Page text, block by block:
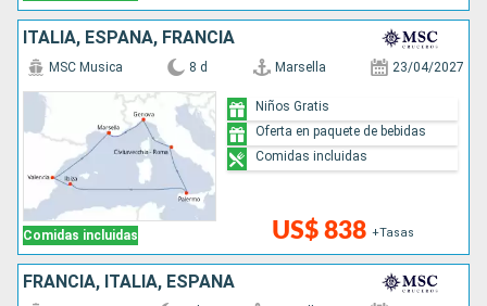
ITALIA, ESPAÑA, FRANCIA
Comidas incluidas
MSC Musica 8 d Marsella 23/04/2027
US$ 838 +Tasas
Niños Gratis
Oferta en paquete de bebidas
Comidas incluidas
FRANCIA, ITALIA, ESPAÑA